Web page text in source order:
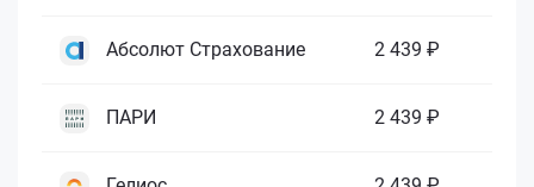
Абсолют Страхование 2 439 ₽
ПАРИ 2 439 ₽